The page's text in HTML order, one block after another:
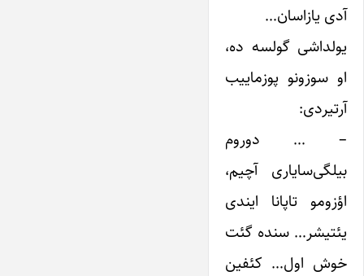
آدی یازاسان…
یولداشی گولسه ده،
او سوزونو پوزماییب
آرتیردی:
– … دوروم
بیلگی‌سایاری آچیم،
اؤزومو تاپانا ایندی
یئتیشر… سنده گئت
خوش اول… کئفین